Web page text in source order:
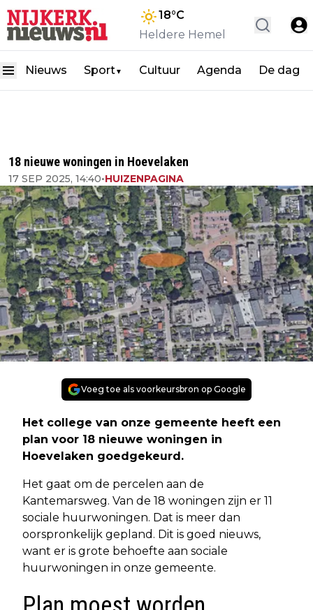
18°C
Heldere Hemel
Nieuws Sport▼ Cultuur Agenda De dag
18 nieuwe woningen in Hoevelaken
17 SEP 2025, 14:40•HUIZENPAGINA
Voeg toe als voorkeursbron op Google
Het college van onze gemeente heeft een
plan voor 18 nieuwe woningen in
Hoevelaken goedgekeurd.
Het gaat om de percelen aan de
Kantemarsweg. Van de 18 woningen zijn er 11
sociale huurwoningen. Dat is meer dan
oorspronkelijk gepland. Dit is goed nieuws,
want er is grote behoefte aan sociale
huurwoningen in onze gemeente.